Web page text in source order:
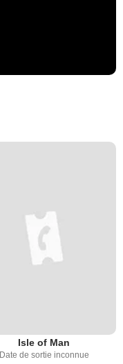
Isle of Man
Date de sortie inconnue